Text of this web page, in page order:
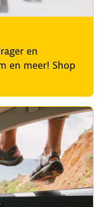
en
en meer! Shop